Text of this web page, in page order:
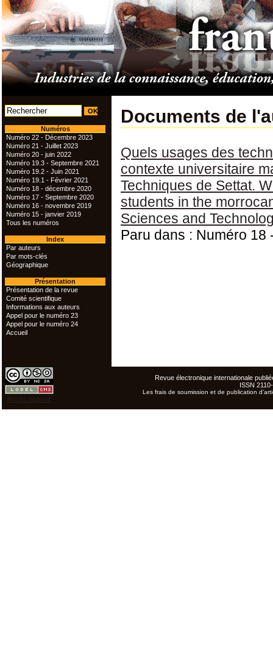
Numéros
Numéro 22 - Décembre 2023
Numéro 21 - Juillet 2023
Numéro 20 - juin 2022
Numéro 19.3 - Septembre 2021
Numéro 19.2 - Juin 2021
Numéro 19.1 - Février 2021
Numéro 18 - décembre 2020
Numéro 17 - Septembre 2020
Numéro 16 - novembre 2019
Numéro 15 - janvier 2019
Tous les numéros
Index
Par auteurs
Par mots-clés
Géographique
Présentation
Présentation de la revue
Comité scientifique
Informations aux auteurs
Appel pour le numéro 23
Appel pour le numéro 24
Accueil
Documents de
Quels usages des
contexte universitaire
Techniques de Settat.
students in the
Sciences and
Paru dans : Numéro 18
Accès réservé
Revue électronique internationale
ISSN
Les frais de soumission et de publication